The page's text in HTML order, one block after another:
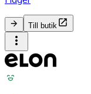
Till butik